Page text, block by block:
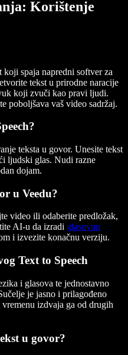
Korištenje
koji spaja napredni softver za
tekst u prirodne naracije
koji zvuči kao pravi ljudi.
poboljšava vaš video sadržaj.
teksta u govor. Unesite tekst
ljudski glas. Nudi razne
dojam.
u Veedu?
video ili odaberite predložak,
AI-u da izradi glasovnu
i izvezite konačnu verziju.
Text to Speech
i glasova te jednostavno
je jasno i prilagođeno
izdvaja ga od drugih
u govor?